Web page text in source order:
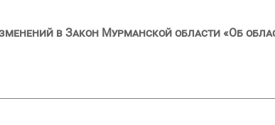
в Закон Мурманской области «Об